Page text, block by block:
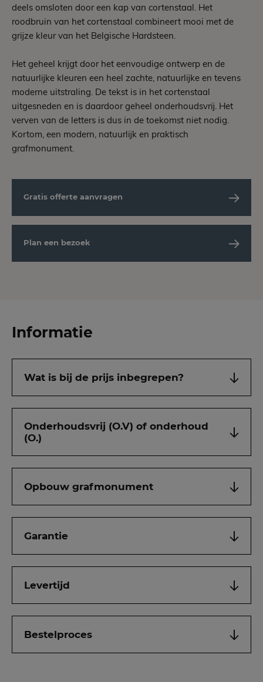
deels omsloten door een kap van cortenstaal. Het
roodbruin van het cortenstaal combineert mooi met de
grijze kleur van het Belgische Hardsteen.
Het geheel krijgt door het eenvoudige ontwerp en de
natuurlijke kleuren een heel zachte, natuurlijke en tevens
moderne uitstraling. De tekst is in het cortenstaal
uitgesneden en is daardoor geheel onderhoudsvrij. Het
verven van de letters is dus in de toekomst niet nodig.
Kortom, een modern, natuurlijk en praktisch
grafmonument.
Gratis offerte aanvragen
Plan een bezoek
Informatie
Wat is bij de prijs inbegrepen?
Onderhoudsvrij (O.V) of onderhoud
(O.)
Opbouw grafmonument
Garantie
Levertijd
Bestelproces